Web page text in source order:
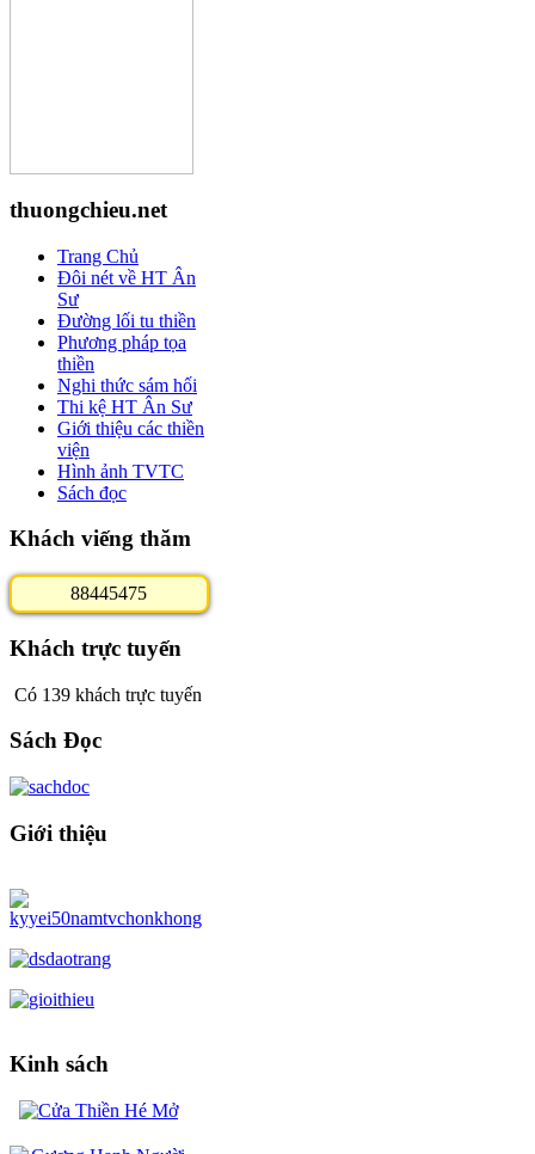
thuongchieu.net
Trang Chủ
Đôi nét về HT Ân
Sư
Đường lối tu thiền
Phương pháp tọa
thiền
Nghi thức sám hối
Thi kệ HT Ân Sư
Giới thiệu các thiền
viện
Hình ảnh TVTC
Sách đọc
Khách viếng thăm
88445475
Khách trực tuyến
Có 139 khách trực tuyến
Sách Đọc
Giới thiệu
Kinh sách